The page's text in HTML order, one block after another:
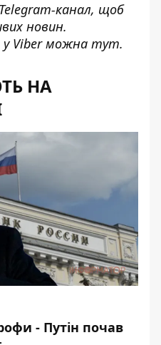
Telegram-канал, щоб
новин.
у Viber можна тут.
НА
- Путін почав